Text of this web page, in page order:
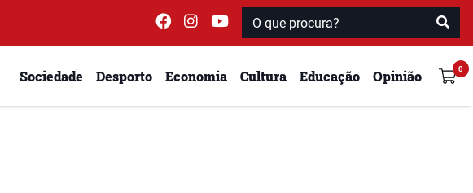
Sociedade Desporto Economia Cultura Educação Opinião